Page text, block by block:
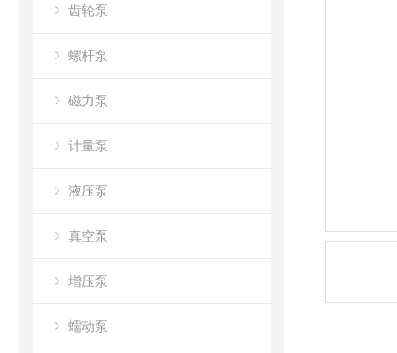
齿轮泵
螺杆泵
磁力泵
计量泵
液压泵
真空泵
增压泵
蠕动泵